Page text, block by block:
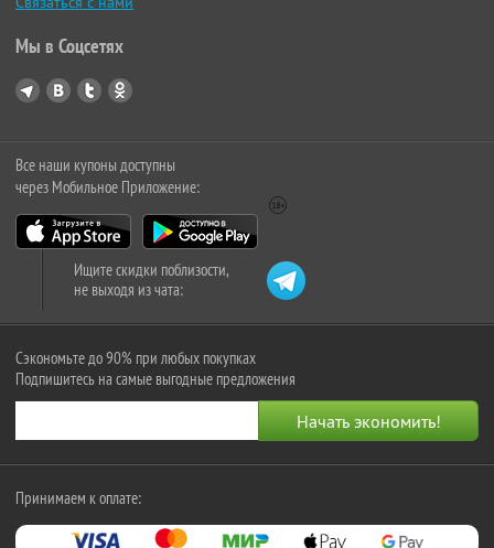
Мы в Соцсетях
Все наши купоны доступны
через Мобильное Приложение:
Ищите скидки поблизости,
не выходя из чата:
Сэкономьте до 90% при любых покупках
Подпишитесь на самые выгодные предложения
Принимаем к оплате: